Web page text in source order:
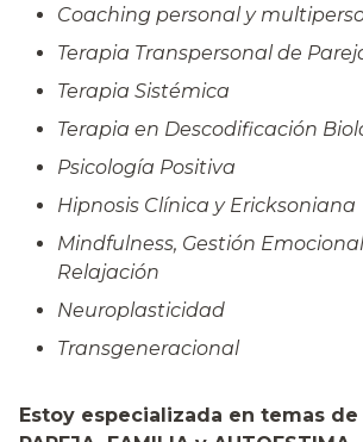
Coaching personal y
Terapia Transpersonal de
Terapia Sistémica
Terapia en Descodificación
Psicología Positiva
Hipnosis Clínica y Ericksoniana
Mindfulness, Gestión
Relajación
Neuroplasticidad
Transgeneracional
Estoy especializada en temas de